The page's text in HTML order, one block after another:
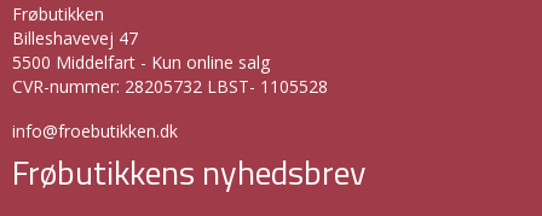
Frøbutikken
Billeshavevej 47
5500 Middelfart - Kun online salg
CVR-nummer: 28205732 LBST- 1105528
info@froebutikken.dk
Frøbutikkens nyhedsbrev